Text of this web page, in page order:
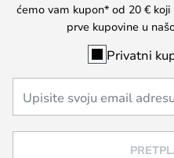
ćemo vam kupon* od 20 €
prve kupovine u
Privatni